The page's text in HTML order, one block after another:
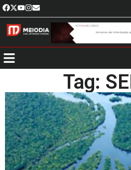
Tag: